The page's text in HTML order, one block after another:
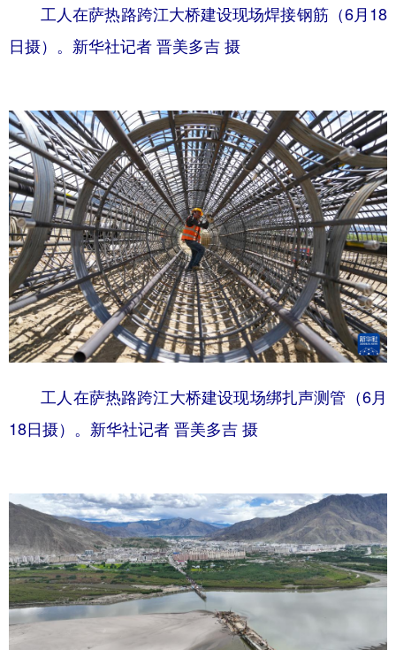
工人在萨热路跨江大桥建设现场焊接钢筋（6月18
日摄）。新华社记者 晋美多吉 摄
工人在萨热路跨江大桥建设现场绑扎声测管（6月
18日摄）。新华社记者 晋美多吉 摄